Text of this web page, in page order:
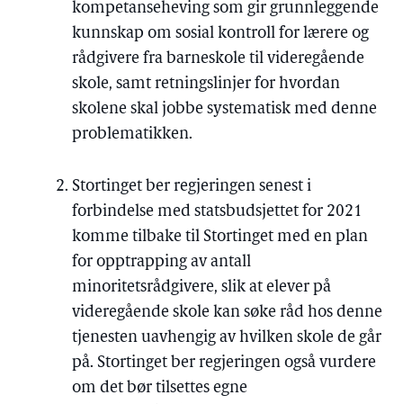
kompetanseheving som gir grunnleggende
kunnskap om sosial kontroll for lærere og
rådgivere fra barneskole til videregående
skole, samt retningslinjer for hvordan
skolene skal jobbe systematisk med denne
problematikken.
Stortinget ber regjeringen senest i
forbindelse med statsbudsjettet for 2021
komme tilbake til Stortinget med en plan
for opptrapping av antall
minoritetsrådgivere, slik at elever på
videregående skole kan søke råd hos denne
tjenesten uavhengig av hvilken skole de går
på. Stortinget ber regjeringen også vurdere
om det bør tilsettes egne